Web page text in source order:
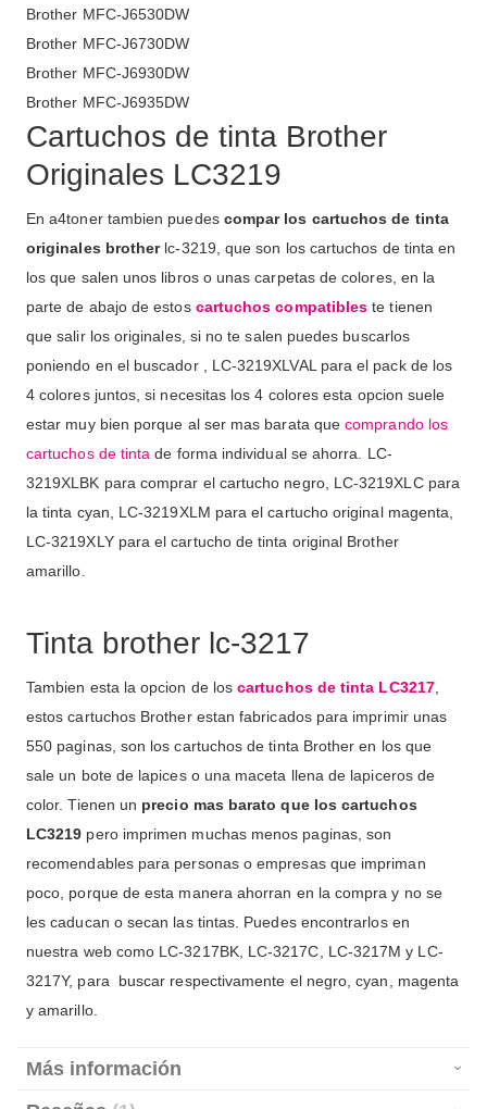
Brother MFC-J6530DW
Brother MFC-J6730DW
Brother MFC-J6930DW
Brother MFC-J6935DW
Cartuchos de tinta Brother
Originales LC3219
En a4toner tambien puedes compar los cartuchos de tinta
originales brotherlc-3219, que son los cartuchos de tinta en
los que salen unos libros o unas carpetas de colores, en la
parte de abajo de estos cartuchos compatibles te tienen
que salir los originales, si no te salen puedes buscarlos
poniendo en el buscador , LC-3219XLVAL para el pack de los
4 colores juntos, si necesitas los 4 colores esta opcion suele
estar muy bien porque al ser mas barata que comprando los
cartuchos de tinta de forma individual se ahorra. LC-
3219XLBK para comprar el cartucho negro, LC-3219XLC para
la tinta cyan, LC-3219XLM para el cartucho original magenta,
LC-3219XLY para el cartucho de tinta original Brother
amarillo.
Tinta brother lc-3217
Tambien esta la opcion de loscartuchos de tinta LC3217,
estos cartuchos Brother estan fabricados para imprimir unas
550 paginas, son los cartuchos de tinta Brother en los que
sale un bote de lapices o una maceta llena de lapiceros de
color. Tienen un precio mas barato que los cartuchos
LC3219 pero imprimen muchas menos paginas, son
recomendables para personas o empresas que impriman
poco, porque de esta manera ahorran en la compra y no se
les caducan o secan las tintas. Puedes encontrarlos en
nuestra web como LC-3217BK, LC-3217C, LC-3217M y LC-
3217Y, para buscar respectivamente el negro, cyan, magenta
y amarillo.
Más información